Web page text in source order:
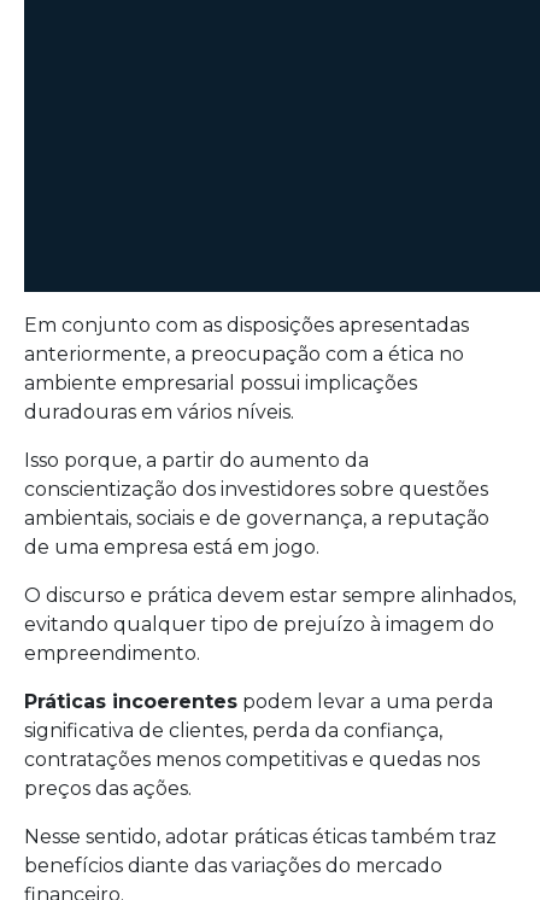
Em conjunto com as disposições apresentadas
anteriormente, a preocupação com a ética no
ambiente empresarial possui implicações
duradouras em vários níveis.
Isso porque, a partir do aumento da
conscientização dos investidores sobre questões
ambientais, sociais e de governança, a reputação
de uma empresa está em jogo.
O discurso e prática devem estar sempre alinhados,
evitando qualquer tipo de prejuízo à imagem do
empreendimento.
Práticas incoerentes podem levar a uma perda
significativa de clientes, perda da confiança,
contratações menos competitivas e quedas nos
preços das ações.
Nesse sentido, adotar práticas éticas também traz
benefícios diante das variações do mercado
financeiro.